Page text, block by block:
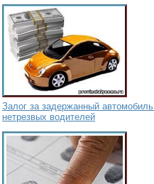
Залог за задержанный
нетрезвых водителей